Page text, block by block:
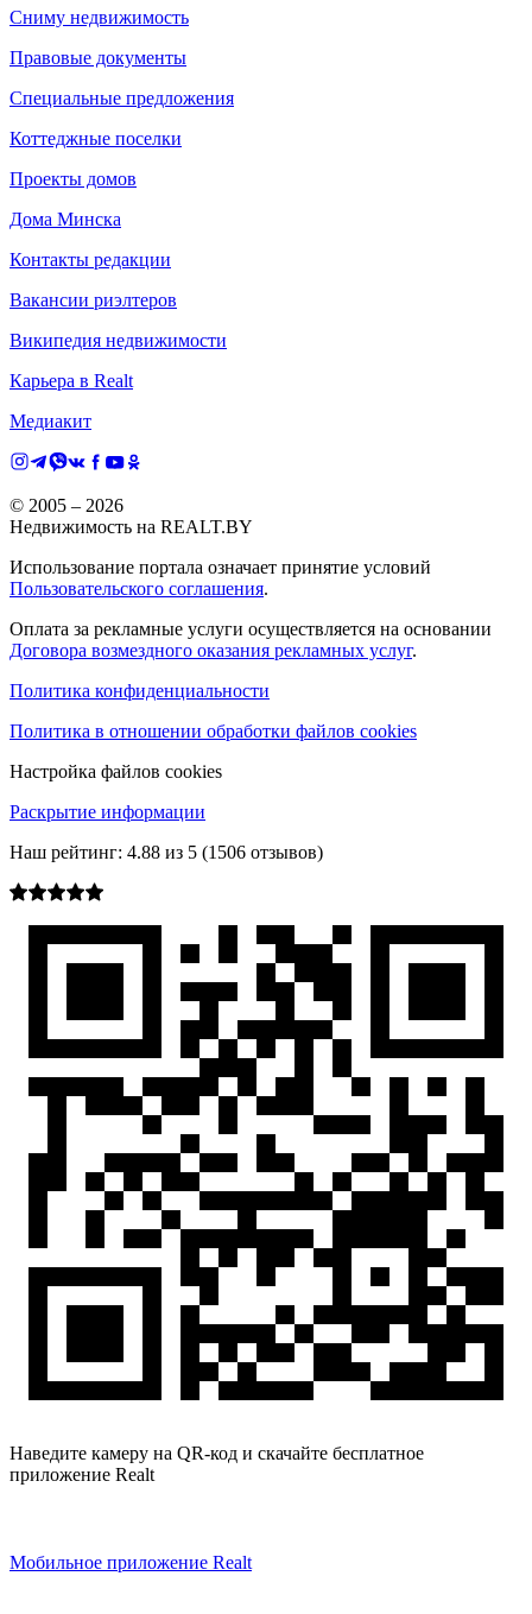
Сниму недвижимость
Правовые документы
Специальные предложения
Коттеджные поселки
Проекты домов
Дома Минска
Контакты редакции
Вакансии риэлтеров
Википедия недвижимости
Карьера в Realt
Медиакит
© 2005 – 2026
Недвижимость на REALT.BY
Использование портала означает принятие условий
Пользовательского соглашения.
Оплата за рекламные услуги осуществляется на основании
Договора возмездного оказания рекламных услуг.
Политика конфиденциальности
Политика в отношении обработки файлов cookies
Настройка файлов cookies
Раскрытие информации
Наш рейтинг: 4.88 из 5 (1506 отзывов)
Наведите камеру на QR-код и скачайте бесплатное
приложение Realt
Мобильное приложение Realt